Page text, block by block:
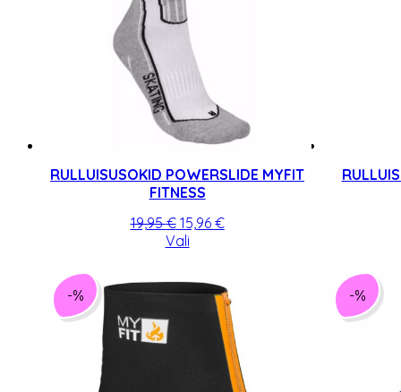
RULLUISUSOKID POWERSLIDE MYFIT
FITNESS
19,95€ Algne
hind
15,96 €Praegune
ValiSellel
mitu
varianti.
Valikuid
tootelehel.
-% -%